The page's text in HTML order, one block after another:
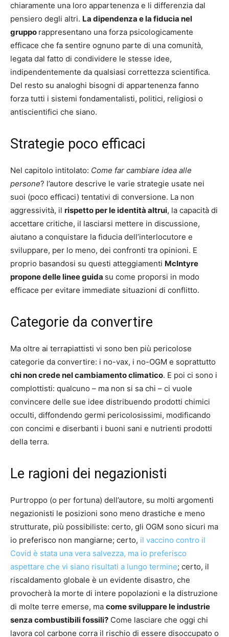
chiaramente una loro appartenenza e li differenzia dal
pensiero degli altri. La dipendenza e la fiducia nel
gruppo rappresentano una forza psicologicamente
efficace che fa sentire ognuno parte di una comunità,
legata dal fatto di condividere le stesse idee,
indipendentemente da qualsiasi correttezza scientifica.
Del resto su analoghi bisogni di appartenenza fanno
forza tutti i sistemi fondamentalisti, politici, religiosi o
antiscientifici che siano.
Strategie poco efficaci
Nel capitolo intitolato: Come far cambiare idea alle
persone? l’autore descrive le varie strategie usate nei
suoi (poco efficaci) tentativi di conversione. La non
aggressività, il rispetto per le identità altrui, la capacità di
accettare critiche, il lasciarsi mettere in discussione,
aiutano a conquistare la fiducia dell’interlocutore e
sviluppare, per lo meno, dei confronti tra opinioni. E
proprio basandosi su questi atteggiamenti McIntyre
propone delle linee guida su come proporsi in modo
efficace per evitare immediate situazioni di conflitto.
Categorie da convertire
Ma oltre ai terrapiattisti vi sono ben più pericolose
categorie da convertire: i no-vax, i no-OGM e soprattutto
chi non crede nel cambiamento climatico. E poi ci sono i
complottisti: qualcuno – ma non si sa chi – ci vuole
convincere delle sue idee distribuendo prodotti chimici
occulti, diffondendo germi pericolosissimi, modificando
con concimi e diserbanti i buoni sani e nutrienti prodotti
della terra.
Le ragioni dei negazionisti
Purtroppo (o per fortuna) dell’autore, su molti argomenti
negazionisti le posizioni sono meno drastiche e meno
strutturate, più possibiliste: certo, gli OGM sono sicuri ma
io preferisco non mangiarne; certo, il vaccino contro il
Covid è stata una vera salvezza, ma io preferisco
aspettare che vi siano risultati a lungo termine; certo, il
riscaldamento globale è un evidente disastro, che
provocherà la morte di intere popolazioni e la distruzione
di molte terre emerse, ma come sviluppare le industrie
senza combustibili fossili? Come lasciare che oggi chi
lavora col carbone corra il rischio di essere disoccupato o